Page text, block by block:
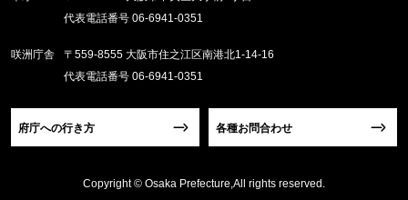
代表電話番号 06-6941-0351
咲洲庁舎
〒559-8555 大阪市住之江区南港北1-14-16
代表電話番号 06-6941-0351
府庁への行き方 各種お問合わせ
Copyright © Osaka Prefecture,All rights reserved.